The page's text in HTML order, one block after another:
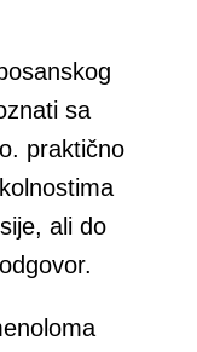
sa
praktično
ali do